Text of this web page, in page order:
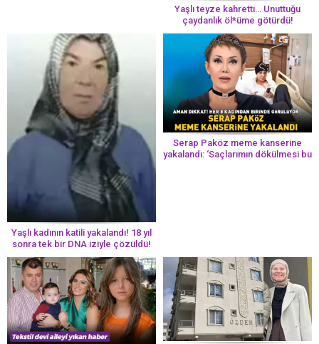
Yaşlı teyze kahretti… Unuttuğu
çaydanlık öl*üme götürdü!
Yaşlı kadının katili yakalandı! 18 yıl
sonra tek bir DNA iziyle çözüldü!
Serap Paköz meme kanserine
yakalandı: ‘Saçlarımın dökülmesi bu